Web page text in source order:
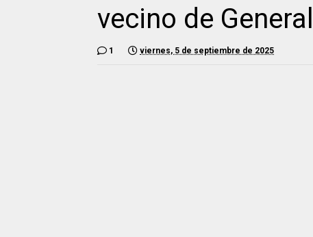
vecino de
1 viernes, 5 de septiembre de 2025